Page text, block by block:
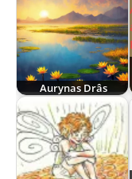
Aurynas Drâs